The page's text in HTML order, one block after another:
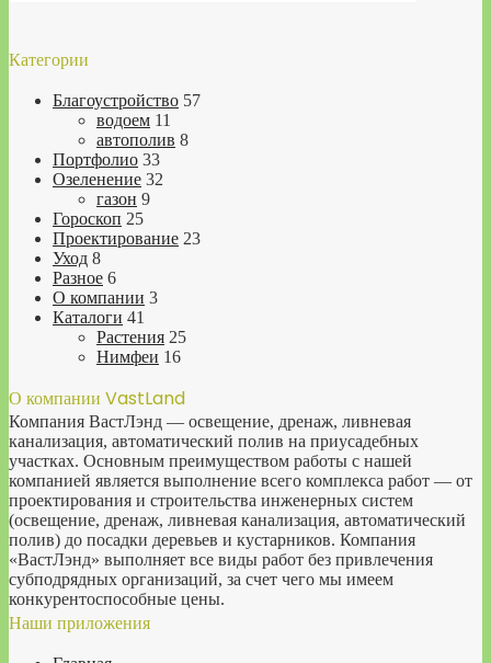
Категории
Благоустройство 57
водоем 11
автополив 8
Портфолио 33
Озеленение 32
газон 9
Гороскоп 25
Проектирование 23
Уход 8
Разное 6
О компании 3
Каталоги 41
Растения 25
Нимфеи 16
О компании VastLand
Компания ВастЛэнд — освещение, дренаж, ливневая
канализация, автоматический полив на приусадебных
участках. Основным преимуществом работы с нашей
компанией является выполнение всего комплекса работ — от
проектирования и строительства инженерных систем
(освещение, дренаж, ливневая канализация, автоматический
полив) до посадки деревьев и кустарников. Компания
«ВастЛэнд» выполняет все виды работ без привлечения
субподрядных организаций, за счет чего мы имеем
конкурентоспособные цены.
Наши приложения